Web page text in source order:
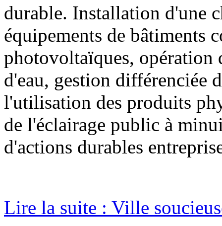
durable. Installation d'une
équipements de bâtiments
photovoltaïques, opération
d'eau, gestion différenciée
l'utilisation des produits
de l'éclairage public à
d'actions durables
Lire la suite : Ville